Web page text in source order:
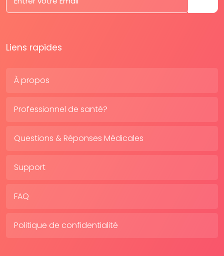
Liens rapides
À propos
Professionnel de santé?
Questions & Réponses Médicales
Support
FAQ
Politique de confidentialité